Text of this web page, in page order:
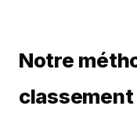
Notre
classement